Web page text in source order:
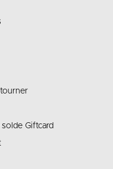
Giftcard